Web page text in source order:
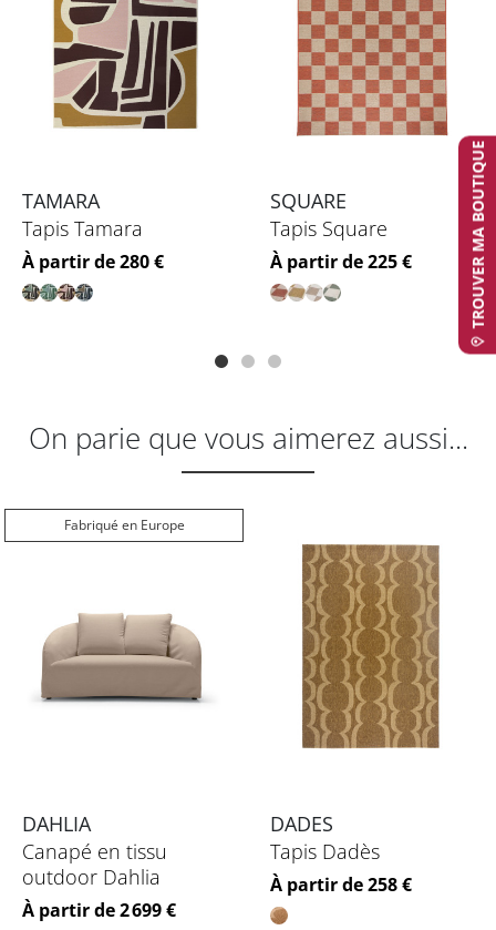
TAMARA
Tapis Tamara
Prix
À partir de 280 €
SQUARE
Tapis Square
Prix
À partir de 225 €
On parie que vous aimerez aussi...
Fabriqué en Europe
DAHLIA
Canapé en tissu
outdoor Dahlia
Prix
À partir de 2 699 €
DADES
Tapis Dadès
Prix
À partir de 258 €
TROUVER MA BOUTIQUE